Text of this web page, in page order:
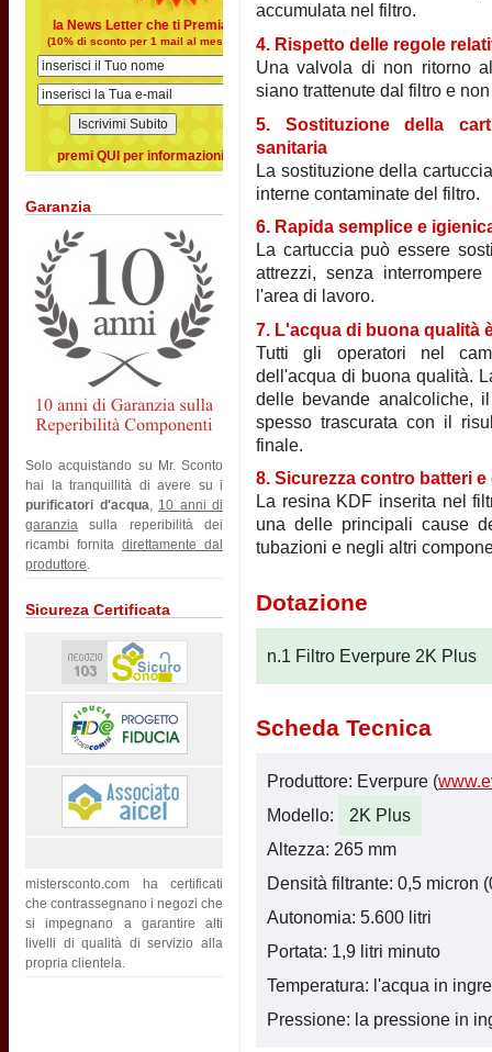
la News Letter che ti Premia
(10% di sconto per 1 mail al mese)
premi QUI per informazioni
Garanzia
Solo acquistando su Mr. Sconto
hai la tranquillità di avere su i
purificatori d'acqua, 10 anni di
garanzia sulla reperibilità dei
ricambi fornita direttamente dal
produttore.
Sicureza Certificata
mistersconto.com ha certificati
che contrassegnano i negozi che
si impegnano a garantire alti
livelli di qualità di servizio alla
propria clientela.
accumulata nel filtro.
4. Rispetto delle regole
Una valvola di non ritorno
siano trattenute dal filtro e
5. Sostituzione della
sanitaria
La sostituzione della
interne contaminate del filtro.
6. Rapida semplice e
La cartuccia può essere
attrezzi, senza
l'area di lavoro.
7. L'acqua di buona qualità
Tutti gli operatori nel
dell'acqua di buona qualità.
delle bevande analcoliche,
spesso trascurata con il
finale.
8. Sicurezza contro batteri e
La resina KDF inserita nel
una delle principali cause
tubazioni e negli altri
Dotazione
n.1 Filtro Everpure 2K Plus
Scheda Tecnica
Produttore: Everpure (
Modello:
2K Plus
Altezza: 265 mm
Densità filtrante: 0,5 micron
Autonomia: 5.600 litri
Portata: 1,9 litri minuto
Temperatura: l'acqua in
Pressione: la pressione in